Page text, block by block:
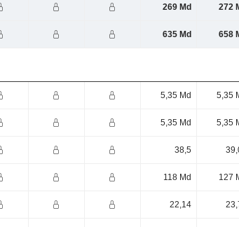
269 Md 272
635 Md 658
5,35 Md 5,35
5,35 Md 5,35
38,5
118 Md 127
22,14